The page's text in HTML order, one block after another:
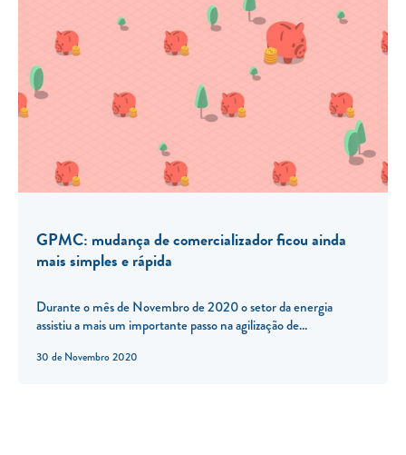
30 de Novembro 2020
GPMC: mudança de comercializador ficou ainda
mais simples e rápida
Durante o mês de Novembro de 2020 o setor da energia
assistiu a mais um importante passo na agilização de...